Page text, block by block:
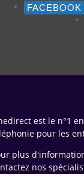
FACEBOOK
est le n°1
pour les
plus
nos